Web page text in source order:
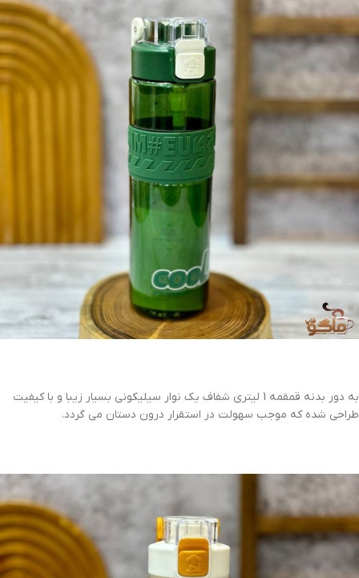
به دور بدنه قمقمه 1 لیتری شفاف یک نوار سیلیکونی بسیار زیبا و با کیفیت
طراحی شده که موجب سهولت در استقرار درون دستان می گردد.